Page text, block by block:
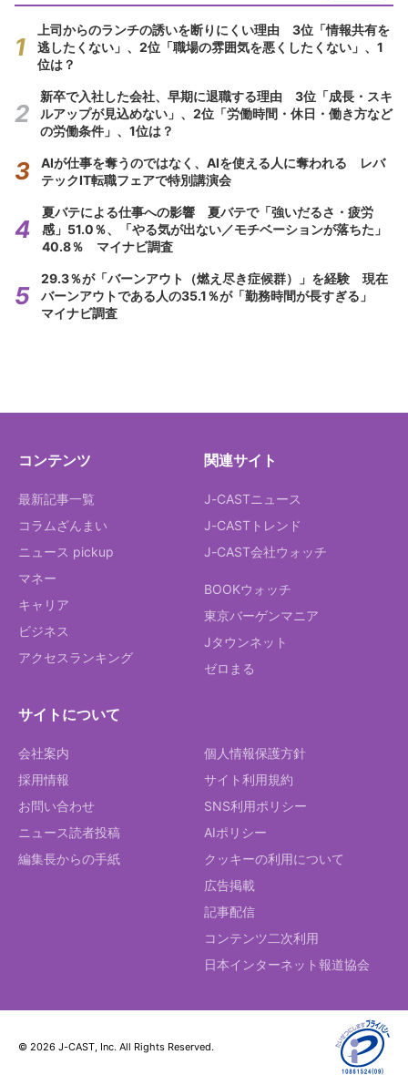
上司からのランチの誘いを断りにくい理由 3位「情報共有を
逃したくない」、2位「職場の雰囲気を悪くしたくない」、1
位は？
新卒で入社した会社、早期に退職する理由 3位「成長・スキ
ルアップが見込めない」、2位「労働時間・休日・働き方など
の労働条件」、1位は？
AIが仕事を奪うのではなく、AIを使える人に奪われる レバ
テックIT転職フェアで特別講演会
夏バテによる仕事への影響 夏バテで「強いだるさ・疲労
感」51.0％、「やる気が出ない／モチベーションが落ちた」
40.8％ マイナビ調査
29.3％が「バーンアウト（燃え尽き症候群）」を経験 現在
バーンアウトである人の35.1％が「勤務時間が長すぎる」
マイナビ調査
コンテンツ
最新記事一覧
コラムざんまい
ニュース pickup
マネー
キャリア
ビジネス
アクセスランキング
関連サイト
J-CASTニュース
J-CASTトレンド
J-CAST会社ウォッチ
BOOKウォッチ
東京バーゲンマニア
Jタウンネット
ゼロまる
サイトについて
会社案内
採用情報
お問い合わせ
ニュース読者投稿
編集長からの手紙
個人情報保護方針
サイト利用規約
SNS利用ポリシー
AIポリシー
クッキーの利用について
広告掲載
記事配信
コンテンツ二次利用
日本インターネット報道協会
© 2026 J-CAST, Inc. All Rights Reserved.